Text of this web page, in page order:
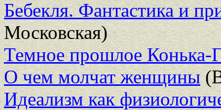
Бебекля. Фантастика и
Московская)
Темное прошлое Конька-
О чем молчат женщины
Идеализм как